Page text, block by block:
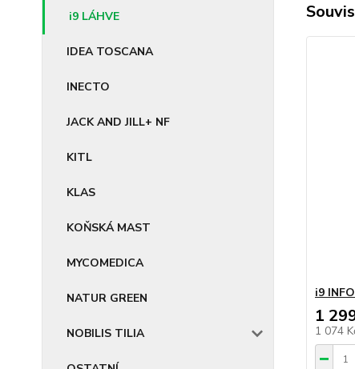
i9 LÁHVE
IDEA TOSCANA
INECTO
JACK AND JILL+ NF
KITL
KLAS
KOŇSKÁ MAST
MYCOMEDICA
NATUR GREEN
NOBILIS TILIA
i9
1
1 074